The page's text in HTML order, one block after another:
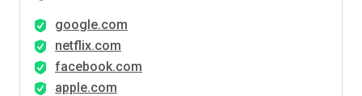
google.com
netflix.com
facebook.com
apple.com